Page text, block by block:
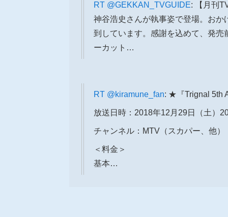
RT @GEKKAN_TVGUIDE: 【月刊
神谷浩史さんが執事姿で登場。お
到しています。感謝を込めて、発
ーカット…
RT @kiramune_fan: ★『Trignal 5th
放送日時：2018年12月29日（土）
チャンネル：MTV（スカパー、他）
＜料金＞
基本…